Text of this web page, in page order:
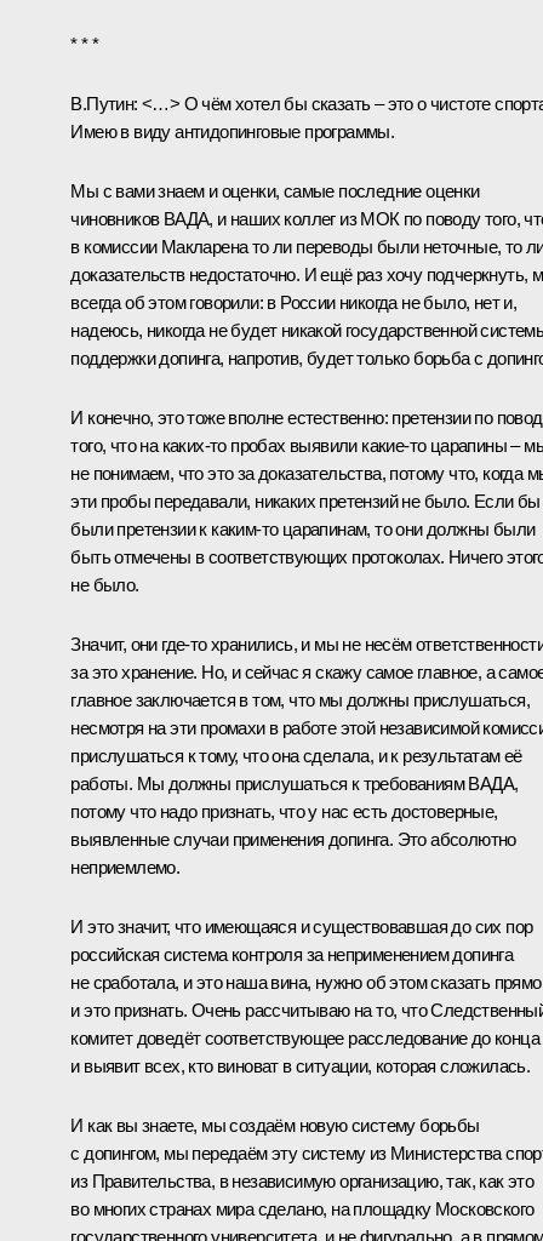
* * *
В.Путин: <…> О чём хотел бы сказать – это о чистоте
Имею в виду антидопинговые программы.
Мы с вами знаем и оценки, самые последние оценки
чиновников ВАДА, и наших коллег из МОК по поводу того,
в комиссии Макларена то ли переводы были неточные, то
доказательств недостаточно. И ещё раз хочу подчеркнуть,
всегда об этом говорили: в России никогда не было, нет и,
надеюсь, никогда не будет никакой государственной
поддержки допинга, напротив, будет только борьба с
И конечно, это тоже вполне естественно: претензии по
того, что на каких‑то пробах выявили какие‑то царапины –
не понимаем, что это за доказательства, потому что, когда
эти пробы передавали, никаких претензий не было. Если бы
были претензии к каким‑то царапинам, то они должны были
быть отмечены в соответствующих протоколах. Ничего
не было.
Значит, они где‑то хранились, и мы не несём
за это хранение. Но, и сейчас я скажу самое главное, а
главное заключается в том, что мы должны прислушаться,
несмотря на эти промахи в работе этой независимой
прислушаться к тому, что она сделала, и к результатам её
работы. Мы должны прислушаться к требованиям ВАДА,
потому что надо признать, что у нас есть достоверные,
выявленные случаи применения допинга. Это абсолютно
неприемлемо.
И это значит, что имеющаяся и существовавшая до сих пор
российская система контроля за неприменением допинга
не сработала, и это наша вина, нужно об этом сказать прямо
и это признать. Очень рассчитываю на то, что
комитет доведёт соответствующее расследование до конца
и выявит всех, кто виноват в ситуации, которая сложилась.
И как вы знаете, мы создаём новую систему борьбы
с допингом, мы передаём эту систему из Министерства
из Правительства, в независимую организацию, так, как это
во многих странах мира сделано, на площадку Московского